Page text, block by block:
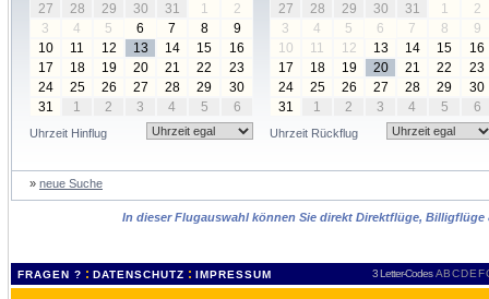
27 28 29 30 31 1
2
3
4 5 6 7 8
9
10
11 12 13 14 15
16
17
18 19 20 21 22
23
24
25 26 27 28 29
30
31
1 2 3 4 5 6
Uhrzeit Hinflug
27 28 29 30 31 1
2
3
4 5 6 7 8
9
10
11 12 13 14 15
16
17
18 19 20 21 22
23
24
25 26 27 28 29
30
31
1 2 3 4 5 6
Uhrzeit Rückflug
» neue Suche
In dieser Flugauswahl können Sie direkt Direktflüge,
FRAGEN ? : DATENSCHUTZ : IMPRESSUM 3 Letter-Codes ABCDEF